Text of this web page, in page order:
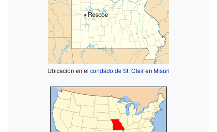
Roscoe
Ubicación en el condado de St. Clairen Misuri